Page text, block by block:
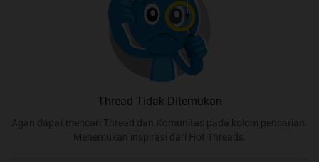
Thread Tidak Ditemukan
Agan dapat mencari Thread dan Komunitas pada kolom pencarian.
Menemukan inspirasi dari Hot Threads.